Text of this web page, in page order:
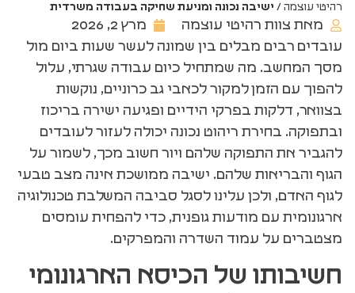
רהיטי עוצמה / ישיבה נכונה ומניעת שחיקה בעבודה משרדית
מאת צוות רהיטי עוצמה
מרץ 2, 2026
עובדים רבים מבלים בין שמונה לעשר שעות ביום מול
מסך המחשב. מה שמתחיל כיום עבודה שגרתי, עלול
להפוך עם הזמן למקור לכאבי גב כרוניים, נוקשות
בצוואר, דלקות בפרקי הידיים ופגיעה ישירה בריכוז
ובתפוקה. בחירת ריהוט נכונה יכולה לעזור לעובדים
להגביר את התפוקה שלהם ויור חשוב מכך, לשמור על
הגוף והבריאות שלהם. ישיבה ממושכת אינה מצב טבעי
לגוף האדם, ולכן עלינו לסגל סביבה המשלבת טכנולוגיה
ארגונומית עם מודעות גופנית, כדי להפחית עומסים
מצטברים על עמוד השדרה והמפרקים.
חשיבותו של הכיסא הארגונומי